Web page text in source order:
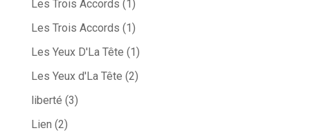
Les Trois Accords (1)
Les Trois Accords (1)
Les Yeux D'La Tête (1)
Les Yeux d'La Tête (2)
liberté (3)
Lien (2)